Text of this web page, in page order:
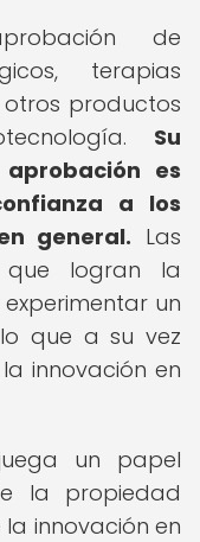
de
terapias
productos
Su
es
a los
general. Las
que logran la
un
que a su vez
innovación en
un papel
la propiedad
innovación en